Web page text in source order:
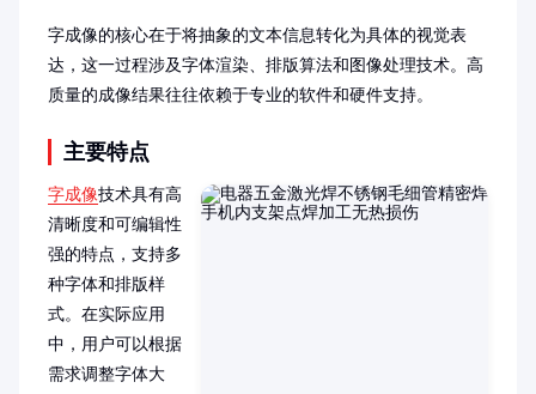
字成像的核心在于将抽象的文本信息转化为具体的视觉表
达，这一过程涉及字体渲染、排版算法和图像处理技术。高
质量的成像结果往往依赖于专业的软件和硬件支持。
主要特点
字成像技术具有高
清晰度和可编辑性
强的特点，支持多
种字体和排版样
式。在实际应用
中，用户可以根据
需求调整字体大